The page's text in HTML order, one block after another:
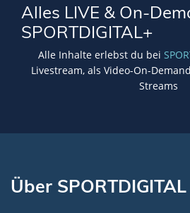
Alles LIVE & On-
SPORTDIGITAL+
Alle Inhalte erlebst du bei
Livestream, als Video-On-
Streams
Über SPORTDIGITAL